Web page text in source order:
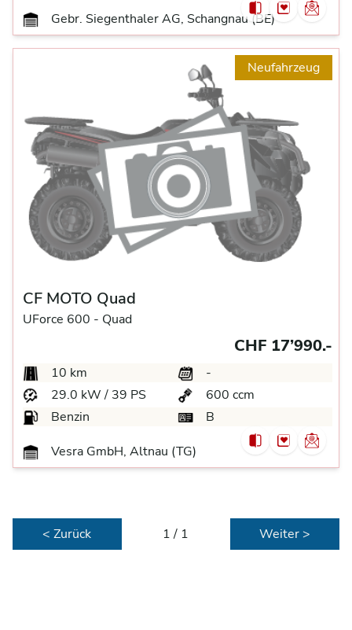
Gebr. Siegenthaler AG, Schangnau (BE)
Neufahrzeug
CF MOTO Quad
UForce 600 - Quad
CHF 17’990.-
10 km
-
29.0 kW / 39 PS
600 ccm
Benzin
B
Vesra GmbH, Altnau (TG)
< Zurück 1 / 1 Weiter >